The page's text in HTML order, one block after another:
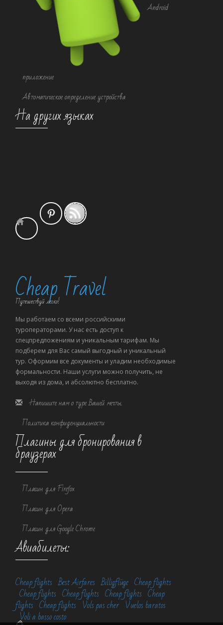
Android
приложение
Автоматическое определение устройства
На других языках
Cheap Travel
Путешествуй легко!
Мы работаем со всеми российскими
туроператорами. У нас есть доступ к
спецпредложениям и уникальным тарифам. Мы
подберем для Вас самый выгодный и уникальный
тур. Оформим все документы и уладим необходимые
формальности. Наши услуги можно получить, не
выходя из дома, и абсолютно бесплатно.
Напишите нам о туре Вашей мечты.
Политика конфиденциальности
Плагины для бронирования в
браузерах
Плагин для Firefox
Плагин для Opera
Плагин для Google Chrome
Авиабилеты:
Cheap flights Best Airfares Billigflüge Cheap flights
Cheap flights Cheap flights Cheap flights Cheap
flights Cheap flights Vols pas cher Vuelos baratos
Voli a basso costo